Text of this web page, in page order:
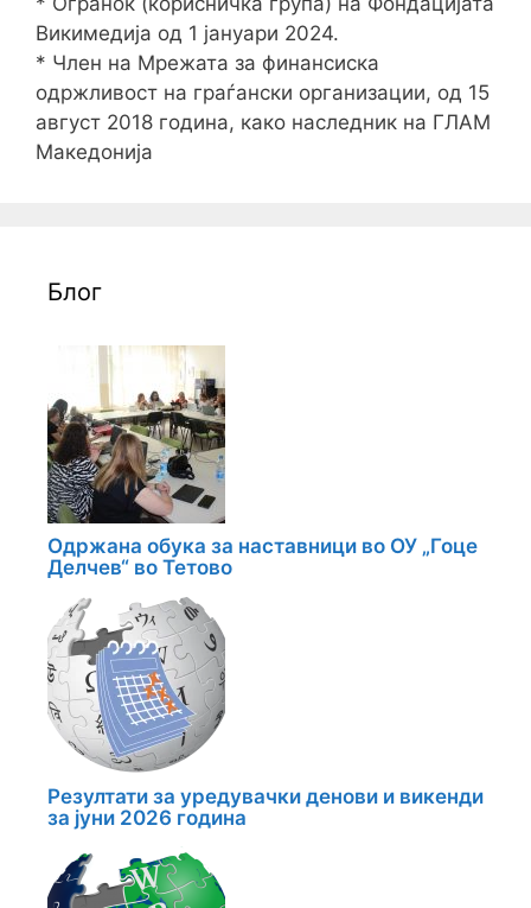
Викимедија од 1 јануари 2024.
* Член на Мрежата за финансиска
одржливост на граѓански организации, од 15
август 2018 година, како наследник на ГЛАМ
Македонија
Блог
Одржана обука за наставници во ОУ „Гоце
Делчев“ во Тетово
Резултати за уредувачки денови и викенди
за јуни 2026 година